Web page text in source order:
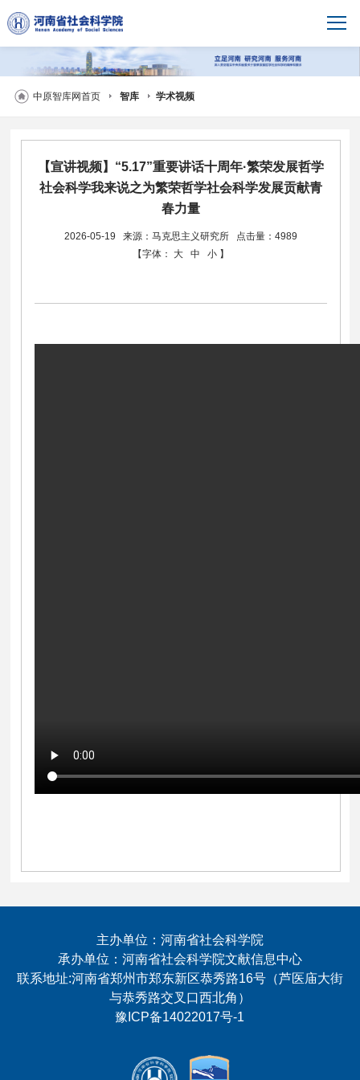
中原智库网首页 智库 学术视频
【宣讲视频】“5.17”重要讲话十周年·繁荣发展哲学
社会科学我来说之为繁荣哲学社会科学发展贡献青
春力量
2026-05-19 来源：马克思主义研究所
点击量：4989
【字体：
大 中 小 】
主办单位：河南省社会科学院
承办单位：河南省社会科学院文献信息中心
联系地址:河南省郑州市郑东新区恭秀路16号（芦医庙大街
与恭秀路交叉口西北角）
豫ICP备14022017号-1